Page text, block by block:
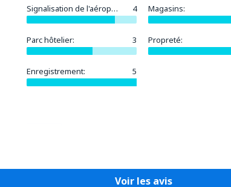
Signalisation de l'aéroport: 4 Magasins:
Parc hôtelier: 3 Propreté:
Enregistrement: 5
Voir les avis